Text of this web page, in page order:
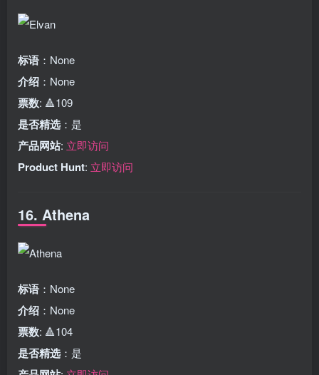
标语 ：None
介绍 ：None
票数: 🔺109
是否精选 ：是
产品网站: 立即访问
Product Hunt: 立即访问
16. Athena
标语 ：None
介绍 ：None
票数: 🔺104
是否精选 ：是